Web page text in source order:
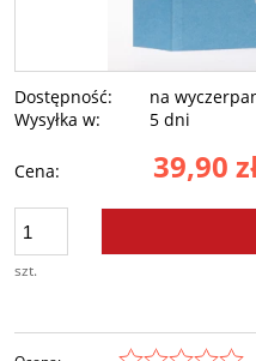
Dostępność:
na
Wysyłka w:
5 dni
Cena: 39,90
szt.